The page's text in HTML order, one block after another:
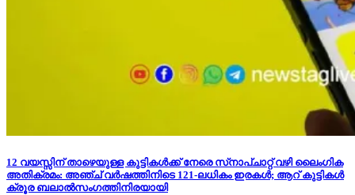
12 വയസ്സിന് താഴെയുള്ള കുട്ടികള്‍ക്ക് നേരെ സ്‌നാപ്ചാറ്റ് വഴി ലൈംഗിക
അതിക്രമം: അഞ്ച് വര്‍ഷത്തിനിടെ 121-ലധികം ഇരകള്‍; ആറ് കുട്ടികള്‍
ക്രൂര ബലാല്‍സംഗത്തിനിരയായി